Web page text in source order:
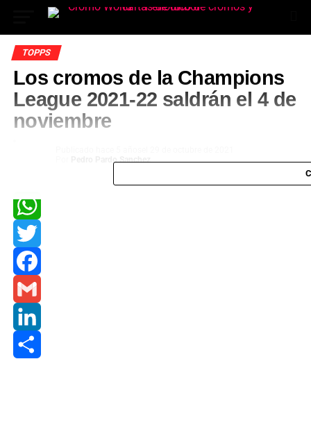
TOPPS
Los cromos de la Champions
League 2021-22 saldrán el 4 de
noviembre
Pedro Pardo Sanchez
WhatsApp
Twitter
Facebook
Gmail
LinkedIn